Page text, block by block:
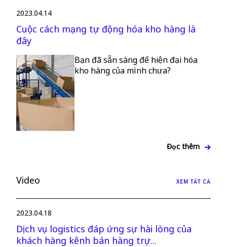
2023.04.14
Cuộc cách mạng tự động hóa kho hàng là
đây
Bạn đã sẵn sàng để hiện đại hóa
kho hàng của mình chưa?
Đọc thêm
Video XEM TẤT CẢ
2023.04.18
Dịch vụ logistics đáp ứng sự hài lòng của
khách hàng kênh bán hàng trự...